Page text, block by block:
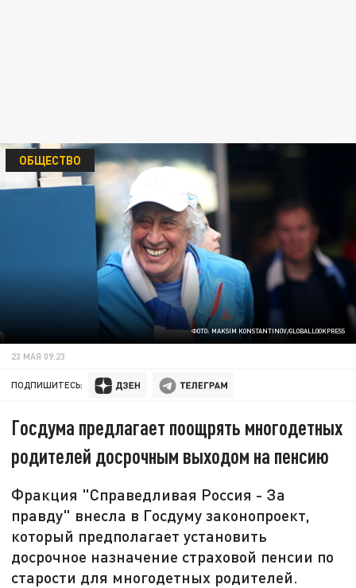
ФОТО: MAKSIM KONSTANTINOV/GLOBALLOOKPRESS
ОБЩЕСТВО
23 МАЯ 09:23
ПОДПИШИТЕСЬ:
Госдума предлагает поощрять многодетных
родителей досрочным выходом на пенсию
Фракция "Справедливая Россия - За
правду" внесла в Госдуму законопроект,
который предполагает установить
досрочное назначение страховой пенсии по
старости для многодетных родителей.